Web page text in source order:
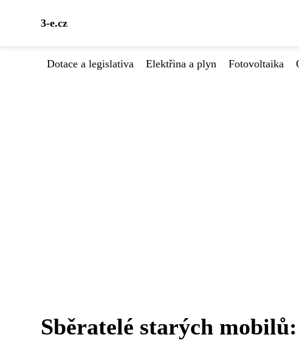
3-e.cz
Dotace a legislativa Elektřina a plyn Fotovoltaika
Sběratelé starých